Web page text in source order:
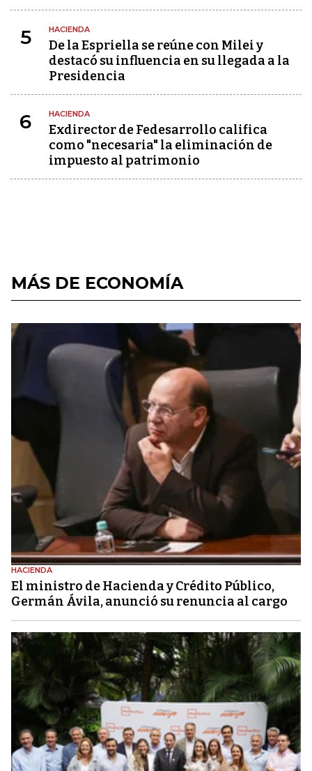
5 HACIENDA
De la Espriella se reúne con Milei y
destacó su influencia en su llegada a la
Presidencia
6 HACIENDA
Exdirector de Fedesarrollo califica
como "necesaria" la eliminación de
impuesto al patrimonio
MÁS DE ECONOMÍA
HACIENDA
El ministro de Hacienda y Crédito Público,
Germán Ávila, anunció su renuncia al cargo